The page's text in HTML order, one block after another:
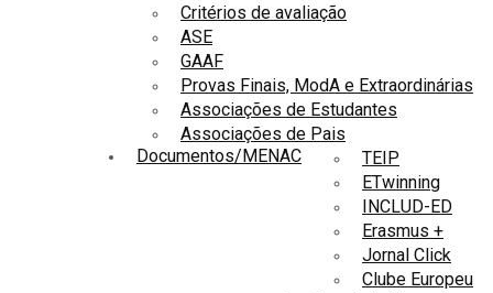
Critérios de avaliação
ASE
GAAF
Provas Finais, ModA e Extraordinárias
Associações de Estudantes
Associações de Pais
TEIP
ETwinning
INCLUD-ED
Erasmus +
Jornal Click
Clube Europeu
Documentos/MENAC